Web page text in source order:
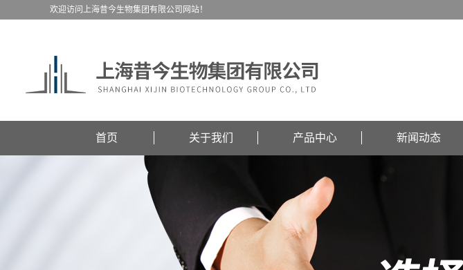
欢迎访问上海昔今生物集团有限公司网站！
首页 关于我们 产品中心 新闻动态